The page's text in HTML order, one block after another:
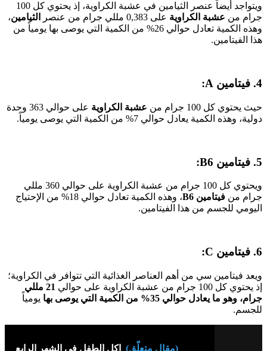
ويتواجد أيضاً عنصر الثيامين في عشبة الكراوية، إذ يحتوي كل 100
جرام من عشبة الكراوية على 0,383 مللي جرام من عنصر الثيامين،
وهذه الكمية تعادل حوالي 26% من الكمية التي يوصى بها يومياً من
هذا الفيتامين.
4. فيتامين A:
حيث يحتوي كل 100 جرام من عشبة الكراوية
على حوالي 363 وحدة
دولية، وهذه الكمية يعادل حوالي 7% من الكمية التي يوصى يومياً.
5. فيتامين B6:
ويحتوي كل 100 جرام من عشبة الكراوية على حوالي 360 مللي
جرام من فيتامين B6
، وهذه الكمية تعادل حوالي 18% من الإحتياج
اليومي للجسم من هذا الفيتامين.
6. فيتامين C:
ويعد فيتامين سي من أهم العناصر الغذائية التي تتوافر في الكراوية؛
إذ يحتوي كل 100 جرام من عشبة الكراوية على حوالي
21 مللي
جرام، وهو ما يعادل حوالي 35% من الكمية التي يوصى بها
يومياً
للجسم.
(مقال متعلّق) اكل الطفل في الشهر الرابع